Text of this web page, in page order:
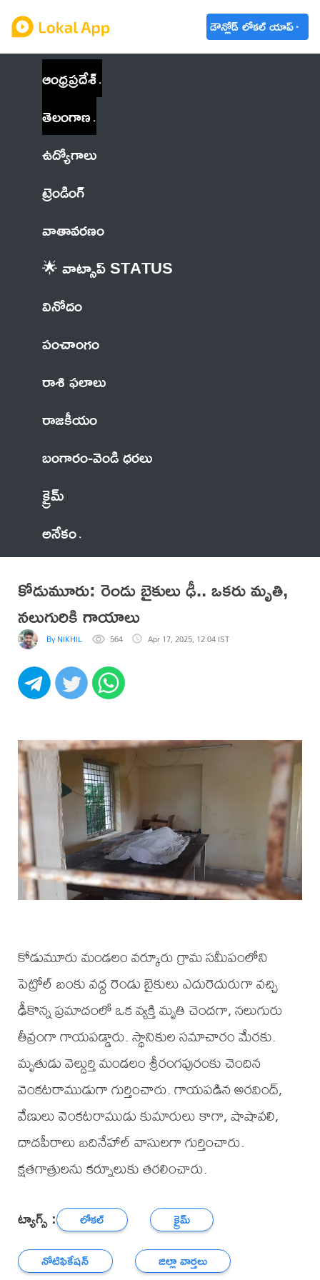
డౌన్లోడ్ లోకల్ యాప్
ఆంధ్రప్రదేశ్
తెలంగాణ
ఉద్యోగాలు
ట్రెండింగ్
వాతావరణం
🌟 వాట్సాప్ STATUS
వినోదం
పంచాంగం
రాశి ఫలాలు
రాజకీయం
బంగారం-వెండి ధరలు
క్రైమ్
అనేకం
కోడుమూరు: రెండు బైకులు ఢీ.. ఒకరు మృతి,
నలుగురికి గాయాలు
By NIKHIL 564 Apr 17, 2025, 12:04 IST
కోడుమూరు మండలం వర్కూరు గ్రామ సమీపంలోని
పెట్రోల్ బంకు వద్ద రెండు బైకులు ఎదురెదురుగా వచ్చి
ఢీకొన్న ప్రమాదంలో ఒక వ్యక్తి మృతి చెందగా, నలుగురు
తీవ్రంగా గాయపడ్డారు. స్థానికుల సమాచారం మేరకు.
మృతుడు వెల్దుర్తి మండలం శ్రీరంగపురంకు చెందిన
వెంకటరాముడుగా గుర్తించారు. గాయపడిన అరవింద్,
వేణులు వెంకటరాముడు కుమారులు కాగా, షాషావలి,
దాదపీరాలు బదినేహాల్ వాసులగా గుర్తించారు.
క్షతగాత్రులను కర్నూలుకు తరలించారు.
ట్యాగ్స్ : లోకల్
క్రైమ్
నోటిఫికేషన్
జిల్లా వార్తలు